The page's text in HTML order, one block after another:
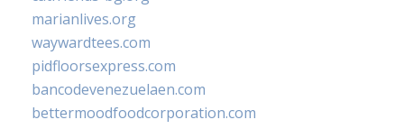
marianlives.org
waywardtees.com
pidfloorsexpress.com
bancodevenezuelaen.com
bettermoodfoodcorporation.com